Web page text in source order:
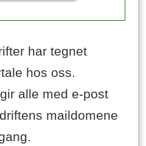
har tegnet
hos oss.
alle med e-post
maildomene